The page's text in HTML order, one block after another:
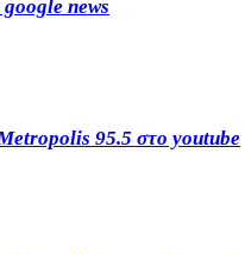
news
95.5 στο youtube